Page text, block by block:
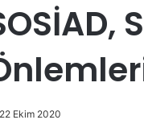
22 Ekim 2020